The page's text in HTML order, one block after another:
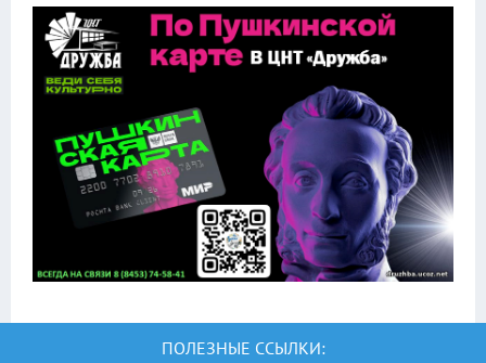
ПОЛЕЗНЫЕ ССЫЛКИ: